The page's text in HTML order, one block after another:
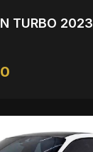
TURBO 2023